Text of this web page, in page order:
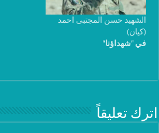
الشهيد حسن المجتبى احمد
(كيان)
في "شهداؤنا"
اترك تعليقاً